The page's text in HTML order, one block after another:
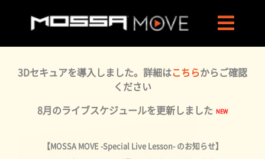
3Dセキュアを導入しました。詳細はこちらからご確認
ください
8月のライブスケジュールを更新しました
【MOSSA MOVE -Special Live Lesson- のお知らせ】